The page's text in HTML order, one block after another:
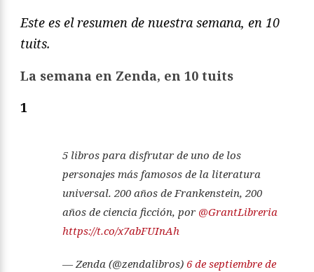
Este es el resumen de nuestra semana, en 10
tuits.
La semana en Zenda, en 10 tuits
1
5 libros para disfrutar de uno de los
personajes más famosos de la literatura
universal. 200 años de Frankenstein, 200
años de ciencia ficción, por @GrantLibreria
https://t.co/x7abFUInAh
— Zenda (@zendalibros) 6 de septiembre de